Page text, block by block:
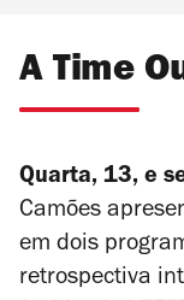
A Time
Quarta, 13, e
Camões
em dois
retrospectiva